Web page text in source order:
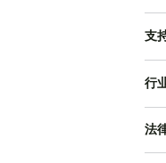
支
行
法